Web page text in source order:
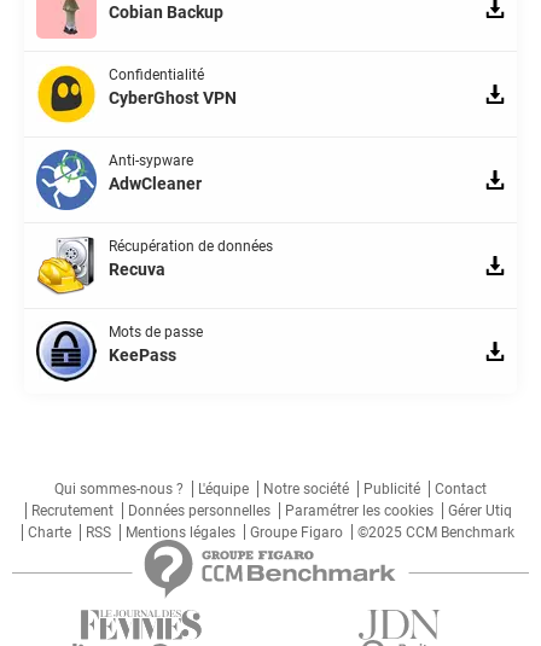
Cobian Backup
Confidentialité
CyberGhost VPN
Anti-sypware
AdwCleaner
Récupération de données
Recuva
Mots de passe
KeePass
Qui sommes-nous ? L'équipe Notre société Publicité
Contact
Recrutement
Données personnelles Paramétrer les cookies
Gérer Utiq
Charte
RSS Mentions légales Groupe Figaro ©2025 CCM Benchmark